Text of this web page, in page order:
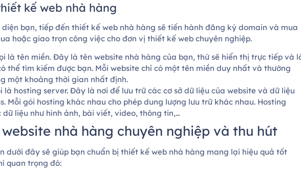
kế web nhà hàng
bạn, tiếp đến thiết kế web nhà hàng sẽ tiến hành đăng ký domain và mua
hoặc giao trọn công việc cho đơn vị thiết kế web chuyên nghiệp.
là tên miền. Đây là tên website nhà hàng của bạn, thứ sẽ hiển thị trực tiếp và
thể tìm kiếm được bạn. Mỗi website chỉ có một tên miền duy nhất và thường
một khoảng thời gian nhất định.
là hosting server. Đây là nơi để lưu trữ các cơ sở dữ liệu của website và dữ liệu
Mỗi gói hosting khác nhau cho phép dung lượng lưu trữ khác nhau. Hosting
liệu như hình ảnh, bài viết, video, thông tin,…
nhà hàng chuyên nghiệp và thu hút
dưới đây sẽ giúp bạn chuẩn bị thiết kế web nhà hàng mang lại hiệu quả tốt
quan trọng đó: